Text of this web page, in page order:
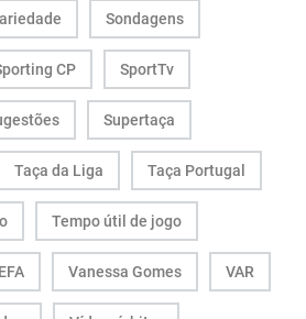
Sondagens
CP SportTv
Supertaça
Taça da Liga Taça Portugal
Tempo útil de jogo
Vanessa Gomes VAR